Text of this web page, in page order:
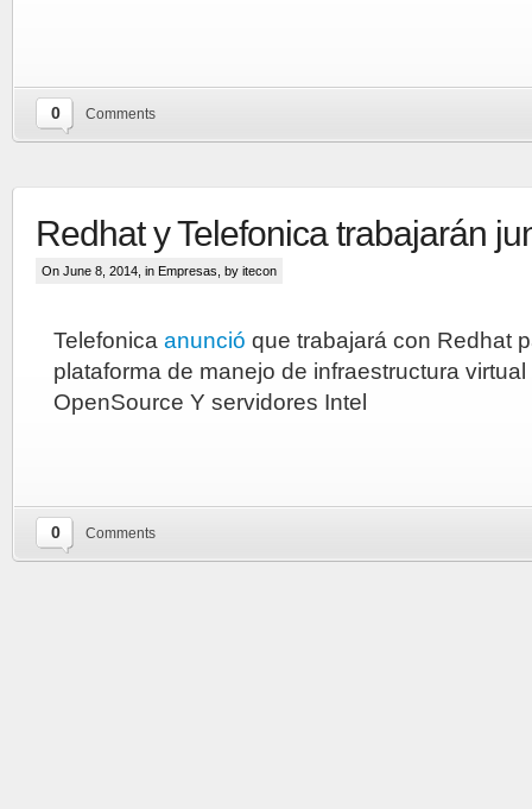
0 Comments
Redhat y Telefonica trabajarán
On June 8, 2014, in Empresas , by itecon
Telefonica anunció que trabajará con Redhat
plataforma de manejo de infraestructura
OpenSource Y servidores Intel
0 Comments